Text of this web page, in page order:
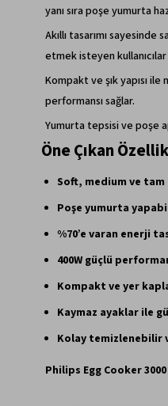
yanı sıra poşe yumurta
Akıllı tasarımı
etmek isteyen
Kompakt ve şık yapısı
performansı sağlar.
Yumurta tepsisi ve poşe
Öne Çıkan
Soft, medium ve tam
Poşe yumurta
%70’e varan enerji
400W güçlü
Kompakt ve yer
Kaymaz ayaklar ile
Kolay temizlenebilir
Philips Egg Cooker